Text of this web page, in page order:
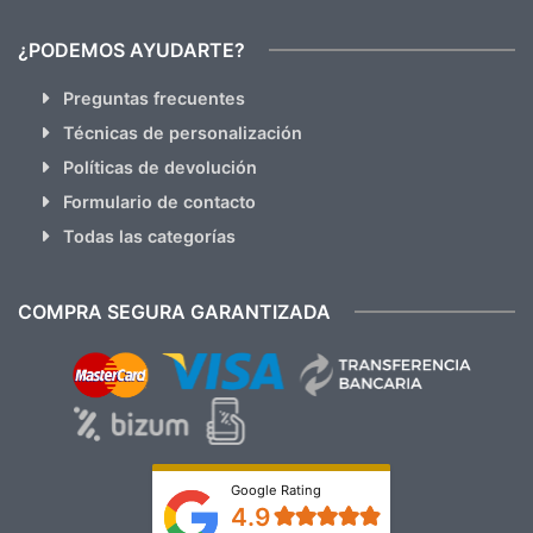
¿PODEMOS AYUDARTE?
Preguntas frecuentes
Técnicas de personalización
Políticas de devolución
Formulario de contacto
Todas las categorías
COMPRA SEGURA GARANTIZADA
Google Rating
4.9